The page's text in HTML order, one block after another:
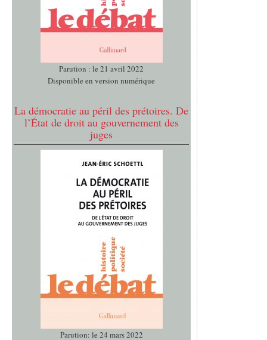
Parution : le 21 avril 2022
Disponible en version numérique
La démocratie au péril des prétoires. De
l’État de droit au gouvernement des
juges
Parution: le 24 mars 2022